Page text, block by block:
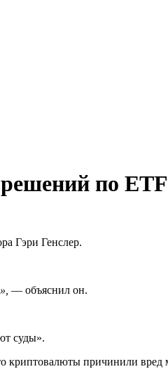
по ETF
Гэри Генслер.
— объяснил он.
суды».
криптовалюты причинили вред